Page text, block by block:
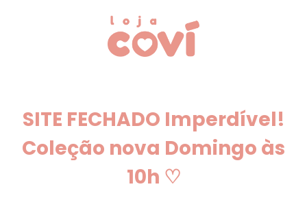
SITE FECHADO Imperdível!
Coleção nova Domingo às
10h ♡